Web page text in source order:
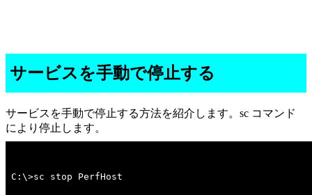
サービスを手動で停止する
サービスを手動で停止する方法を紹介します。sc コマンド
により停止します。
C:\>sc stop PerfHost